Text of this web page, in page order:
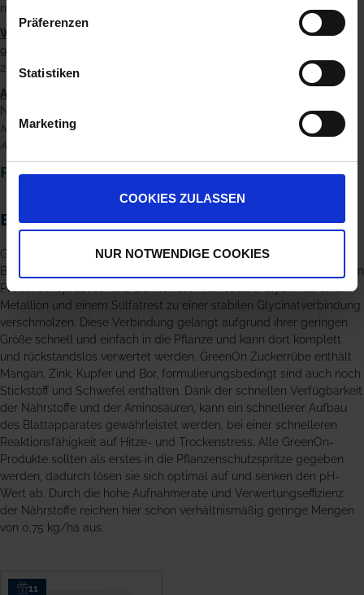
Präferenzen
Statistiken
Marketing
COOKIES ZULASSEN
NUR NOTWENDIGE COOKIES
max. 2 Anwendungen
Wirkstoffe:
90 g/la Metaconazol
250 g/l Prothioconazol
Auflagen:
NW 607: 90% = 20m, NW 706,
NT Auflage: auf derselben Fläche in den drei folgenden Kalenderjahren keine
Anwendung von kupferhaltigen Mitteln
FUNGURAN PROGRESS
Blattdüngung in Zuckerrüben
GreenOn Zuckerrübe ist Teil einer neuen Generation von
Blattdüngern. Diese Produkte basieren auf Glycinatverbindungen. Im
Produktionsprozess wird die kleinste Aminosäure Glycin mit einem
Metallion und einem Sulfatrest zu einer stabilen Glycinatverbindung
verschmolzen. Diese Verbindung gelangt aufgrund ihrer geringen
Größe schnell und einfach in die Pflanze und kann dort komplett
und rückstandslos verwertet werden. GreenOn Zuckerrübe enthält
Mangan, Zink, Kupfer und Bor, formulierungsbedingt sind auch noch
Stickstoff und Schwefel enthalten. Dank der schnellen Verfügbarkeit
der Nährstoffe und der Aminosäuren, kann ein schnellerer Aufbau
des Blattapparates gewährleistet werden, bei einer schnelleren
Reaktionsfähigkeit auf Hitze- und Trockenstress. Alle GreenOn-
Produkte sollten als erstes in die Pflanzenschutzspritze gegeben
werden, dadurch lösen sie sich optimal auf und senken den pH-
Wert ab. Durch die hohe Aufnahmerate und Verwertungseffizienz
der Nährstoffe reichen hier schon verhältnismäßig geringe Mengen
von 0,75 kg/ha aus.
11